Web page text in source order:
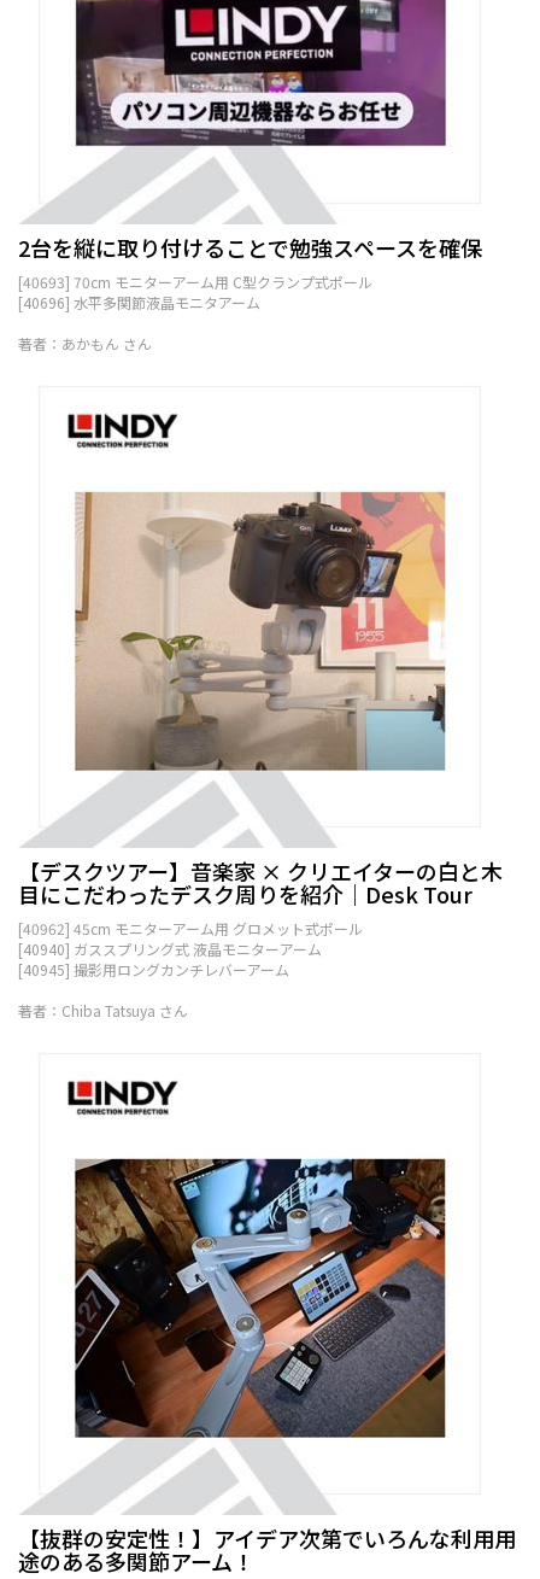
2台を縦に取り付けることで勉強スペースを確保
[40693] 70cm モニターアーム用 C型クランプ式ポール
[40696] 水平多関節液晶モニタアーム
著者：あかもん さん
【デスクツアー】音楽家 × クリエイターの白と木
目にこだわったデスク周りを紹介｜Desk Tour
[40962] 45cm モニターアーム用 グロメット式ポール
[40940] ガススプリング式 液晶モニターアーム
[40945] 撮影用ロングカンチレバーアーム
著者：Chiba Tatsuya さん
【抜群の安定性！】アイデア次第でいろんな利用用
途のある多関節アーム！